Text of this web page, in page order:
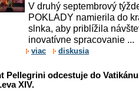
V druhý septembrový
POKLADY namierila do
slnka, aby priblížila
inovatívne spracovanie ...
viac diskusia
Pellegrini odcestuje do
XIV.